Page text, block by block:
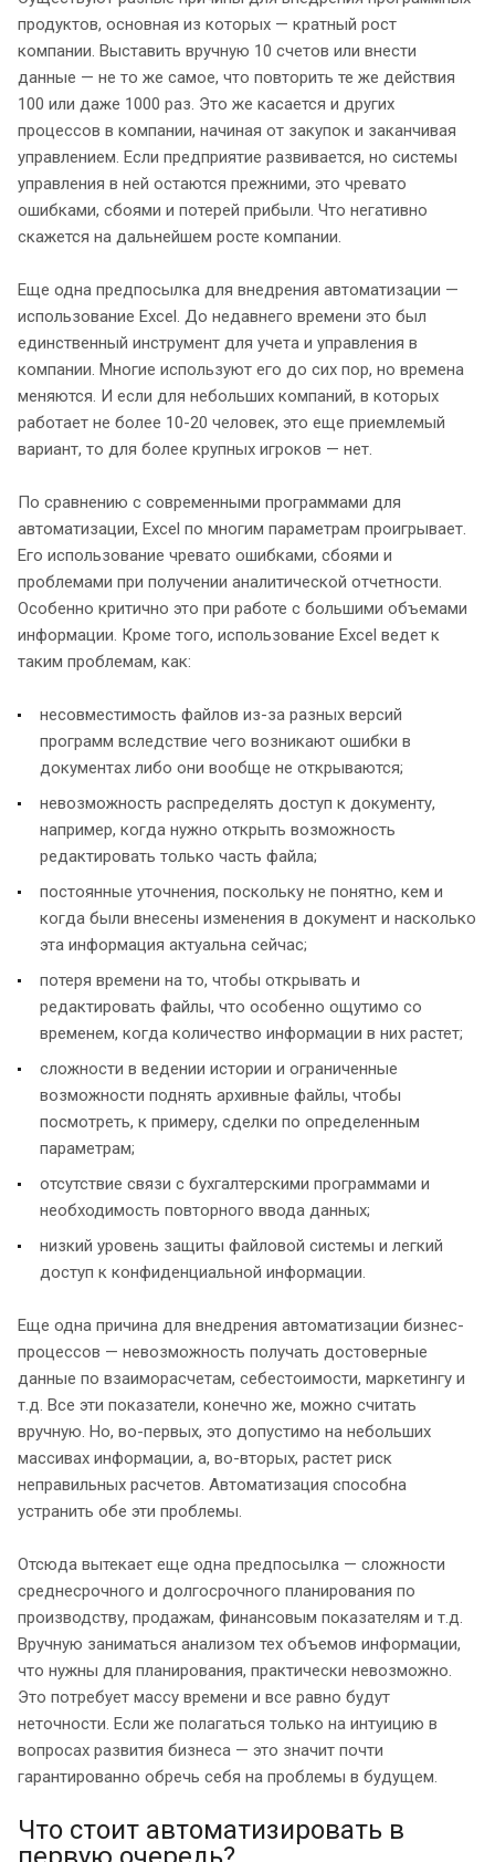
продуктов, основная из которых — кратный рост
компании. Выставить вручную 10 счетов или внести
данные — не то же самое, что повторить те же действия
100 или даже 1000 раз. Это же касается и других
процессов в компании, начиная от закупок и заканчивая
управлением. Если предприятие развивается, но системы
управления в ней остаются прежними, это чревато
ошибками, сбоями и потерей прибыли. Что негативно
скажется на дальнейшем росте компании.
Еще одна предпосылка для внедрения автоматизации —
использование Excel. До недавнего времени это был
единственный инструмент для учета и управления в
компании. Многие используют его до сих пор, но времена
меняются. И если для небольших компаний, в которых
работает не более 10-20 человек, это еще приемлемый
вариант, то для более крупных игроков — нет.
По сравнению с современными программами для
автоматизации, Excel по многим параметрам проигрывает.
Его использование чревато ошибками, сбоями и
проблемами при получении аналитической отчетности.
Особенно критично это при работе с большими объемами
информации. Кроме того, использование Excel ведет к
таким проблемам, как:
несовместимость файлов из-за разных версий
программ вследствие чего возникают ошибки в
документах либо они вообще не открываются;
невозможность распределять доступ к документу,
например, когда нужно открыть возможность
редактировать только часть файла;
постоянные уточнения, поскольку не понятно, кем и
когда были внесены изменения в документ и насколько
эта информация актуальна сейчас;
потеря времени на то, чтобы открывать и
редактировать файлы, что особенно ощутимо со
временем, когда количество информации в них растет;
сложности в ведении истории и ограниченные
возможности поднять архивные файлы, чтобы
посмотреть, к примеру, сделки по определенным
параметрам;
отсутствие связи с бухгалтерскими программами и
необходимость повторного ввода данных;
низкий уровень защиты файловой системы и легкий
доступ к конфиденциальной информации.
Еще одна причина для внедрения автоматизации бизнес-
процессов — невозможность получать достоверные
данные по взаиморасчетам, себестоимости, маркетингу и
т.д. Все эти показатели, конечно же, можно считать
вручную. Но, во-первых, это допустимо на небольших
массивах информации, а, во-вторых, растет риск
неправильных расчетов. Автоматизация способна
устранить обе эти проблемы.
Отсюда вытекает еще одна предпосылка — сложности
среднесрочного и долгосрочного планирования по
производству, продажам, финансовым показателям и т.д.
Вручную заниматься анализом тех объемов информации,
что нужны для планирования, практически невозможно.
Это потребует массу времени и все равно будут
неточности. Если же полагаться только на интуицию в
вопросах развития бизнеса — это значит почти
гарантированно обречь себя на проблемы в будущем.
Что стоит автоматизировать в